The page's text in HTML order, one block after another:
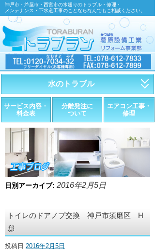
神戸市・芦屋市・西宮市の水廻りのトラブル・修理・
メンテナンス・下水道工事のことならなんでもご相談ください。
水のトラブル
・トイレが詰まったら
・トイレが漏れたら
・水道管が漏れたら
・排水が詰まったら
・悪臭調査
・ここに水栓がほしい
サービス内容・
料金表
分離発注に
ついて
エアコン工事・
修理
日別アーカイブ: 2016年2月5日
トイレのドアノブ交換 神戸市須磨区 H
邸
投稿日 2016年2月5日